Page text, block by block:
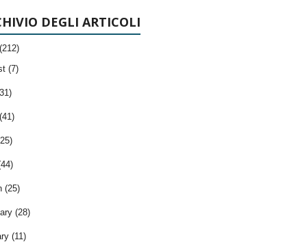
DEGLI ARTICOLI
(7)
(25)
(28)
(11)